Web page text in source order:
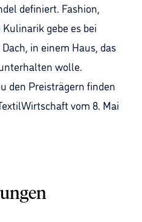
definiert. Fashion,
gebe es bei
in einem Haus, das
wolle.
den Preisträgern finden
vom 8. Mai